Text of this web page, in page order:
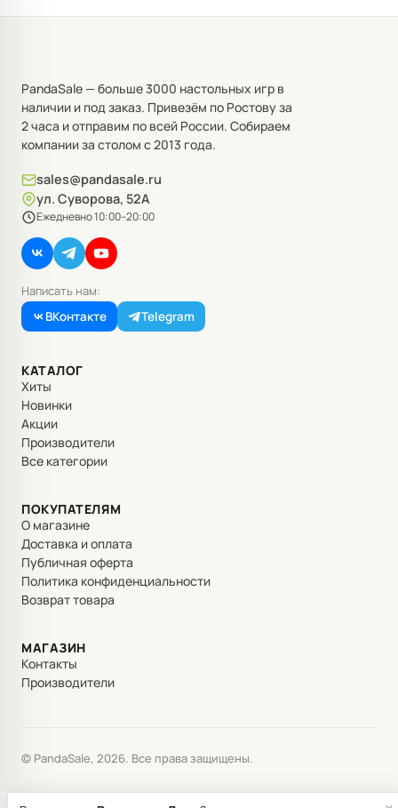
PandaSale — больше 3000 настольных игр в
наличии и под заказ. Привезём по Ростову за
2 часа и отправим по всей России. Собираем
компании за столом с 2013 года.
sales@pandasale.ru
ул. Суворова, 52А
Ежедневно 10:00–20:00
Написать нам:
ВКонтакте
Telegram
КАТАЛОГ
Хиты
Новинки
Акции
Производители
Все категории
ПОКУПАТЕЛЯМ
О магазине
Доставка и оплата
Публичная оферта
Политика конфиденциальности
Возврат товара
МАГАЗИН
Контакты
Производители
© PandaSale, 2026. Все права защищены.